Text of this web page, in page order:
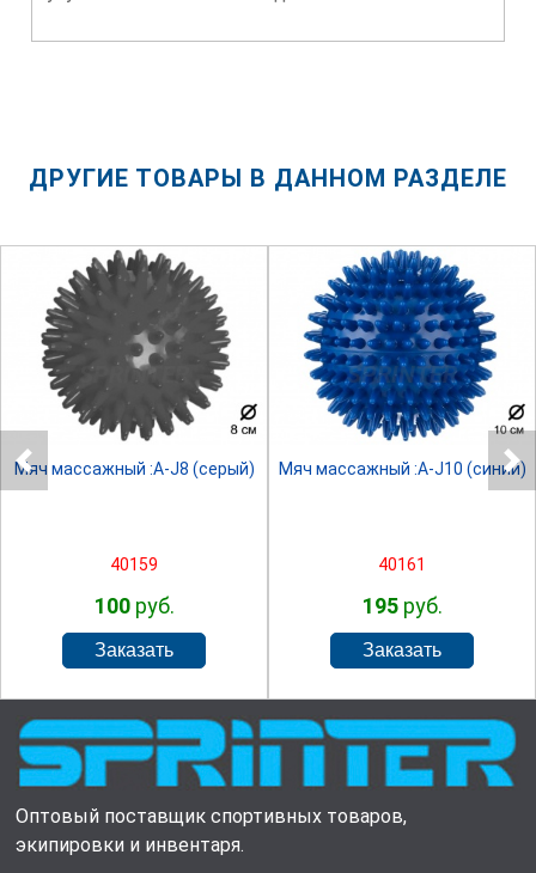
ДРУГИЕ ТОВАРЫ В ДАННОМ РАЗДЕЛЕ
SPRINTER
Мяч массажный :A-J8 (серый)
40159
100руб.
SPRINTER
Мяч массажный :A-J10 (синий)
40161
195руб.
Оптовый поставщик спортивных товаров,
экипировки и инвентаря.